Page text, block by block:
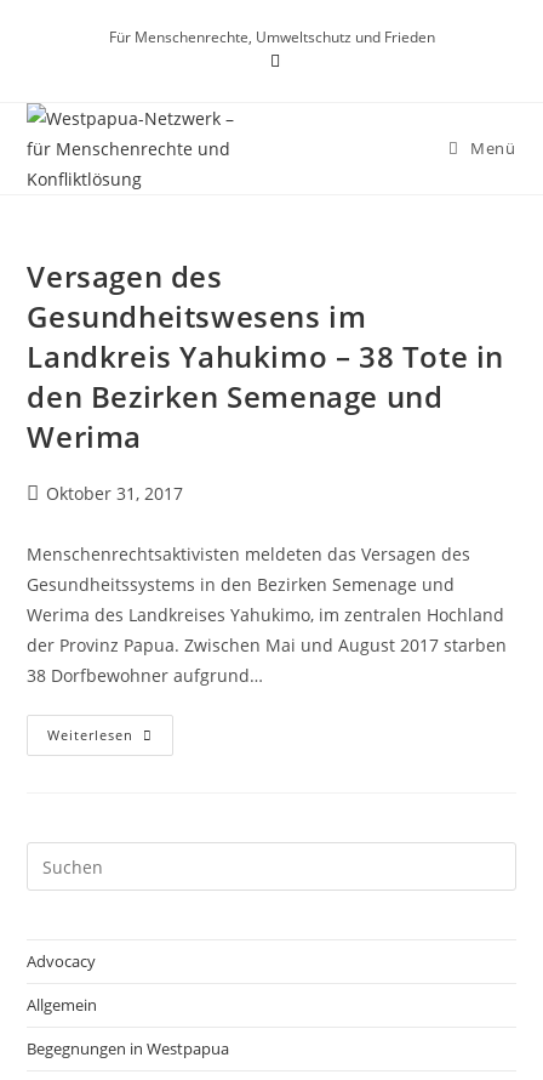
Für Menschenrechte, Umweltschutz und Frieden
Menü
Versagen des
Gesundheitswesens im
Landkreis Yahukimo – 38 Tote in
den Bezirken Semenage und
Werima
Oktober 31, 2017
Menschenrechtsaktivisten meldeten das Versagen des
Gesundheitssystems in den Bezirken Semenage und
Werima des Landkreises Yahukimo, im zentralen Hochland
der Provinz Papua. Zwischen Mai und August 2017 starben
38 Dorfbewohner aufgrund…
Weiterlesen
Advocacy
Allgemein
Begegnungen in Westpapua